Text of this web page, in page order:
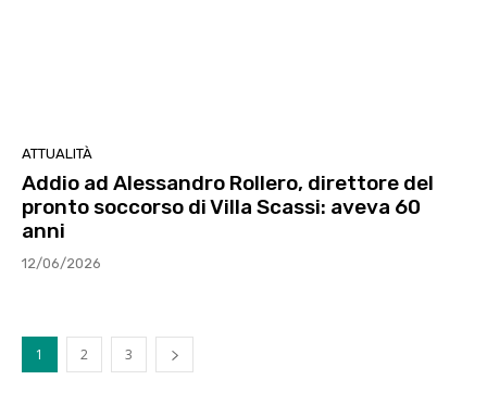
ATTUALITÀ
Addio ad Alessandro Rollero, direttore del
pronto soccorso di Villa Scassi: aveva 60
anni
12/06/2026
1 2 3